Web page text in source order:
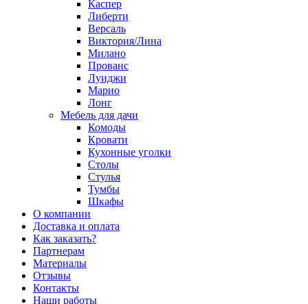
Каспер
Либерти
Версаль
Виктория/Лина
Милано
Прованс
Луиджи
Марио
Лонг
Мебель для дачи
Комоды
Кровати
Кухонные уголки
Столы
Стулья
Тумбы
Шкафы
О компании
Доставка и оплата
Как заказать?
Партнерам
Материалы
Отзывы
Контакты
Наши работы